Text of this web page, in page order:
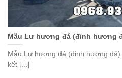
Mẫu Lư hương đá (đỉnh hương
Mẫu Lư hương đá (đỉnh hương
kết [...]